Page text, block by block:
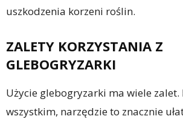
uszkodzenia korzeni roślin.
ZALETY KORZYSTANIA Z
GLEBOGRYZARKI
Użycie glebogryzarki ma wiele zalet.
wszystkim, narzędzie to znacznie